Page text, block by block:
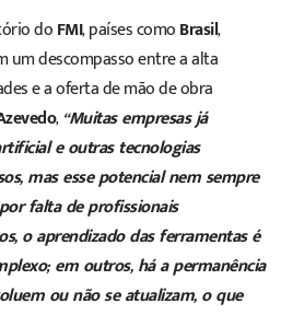
doFMI, países comoBrasil,
um descompasso entre a alta
e a oferta de mão de obra
,“Muitas empresas já
e outras tecnologias
mas esse potencial nem sempre
falta de profissionais
o aprendizado das ferramentas é
em outros, há a permanência
ou não se atualizam, o que